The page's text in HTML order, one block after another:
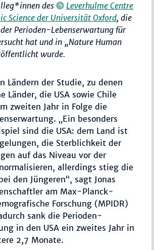
des
Leverhulme Centre
Science der Universität Oxford, die
Perioden-Lebenserwartung für
hat und in „Nature Human
wurde.
Ländern der Studie, zu denen
Länder, die USA sowie Chile
zweiten Jahr in Folge die
„Ein besonders
sind die USA: dem Land ist
die Sterblichkeit der
auf das Niveau vor der
allerdings stieg die
den Jüngeren“, sagt Jonas
am Max-Planck-
Forschung (MPIDR)
sank die Perioden-
in den USA ein zweites Jahr in
2,7 Monate.